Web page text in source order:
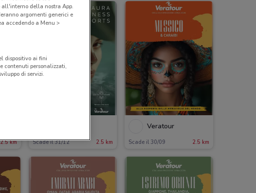
2.5 km Scade il 31/12 2.5 km
Veratour
Scade il 30/09 2.5 km
all'interno della nostra App.
argomenti generici e
accedendo a Menu >
dispositivo ai fini
contenuti personalizzati,
di servizi.